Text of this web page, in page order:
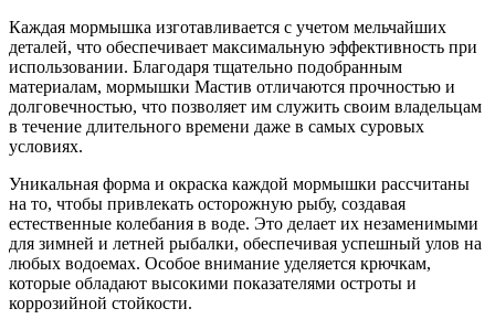
Каждая мормышка изготавливается с учетом мельчайших
деталей, что обеспечивает максимальную эффективность при
использовании. Благодаря тщательно подобранным
материалам, мормышки Мастив отличаются прочностью и
долговечностью, что позволяет им служить своим владельцам
в течение длительного времени даже в самых суровых
условиях.
Уникальная форма и окраска каждой мормышки рассчитаны
на то, чтобы привлекать осторожную рыбу, создавая
естественные колебания в воде. Это делает их незаменимыми
для зимней и летней рыбалки, обеспечивая успешный улов на
любых водоемах. Особое внимание уделяется крючкам,
которые обладают высокими показателями остроты и
коррозийной стойкости.